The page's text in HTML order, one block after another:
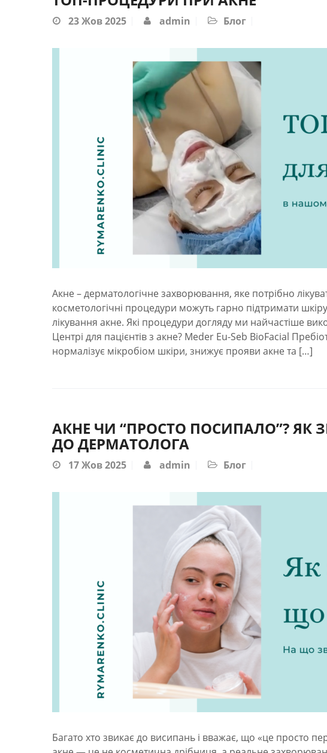
23Жов 2025 admin Блог
Акне – дерматологічне захворювання, яке потрібно
косметологічні процедури можуть гарно підтримати
лікування акне. Які процедури догляду ми найчастіше
Центрі для пацієнтів з акне? Meder Eu-Seb BioFacial
нормалізує мікробіом шкіри, знижує прояви акне та […]
АКНЕ ЧИ “ПРОСТО ПОСИПАЛО”? ЯК
ДО ДЕРМАТОЛОГА
17Жов 2025 admin Блог
Багато хто звикає до висипань і вважає, що «це просто